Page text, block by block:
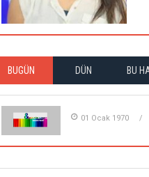
BUGÜN DÜN BU
01 Ocak 1970